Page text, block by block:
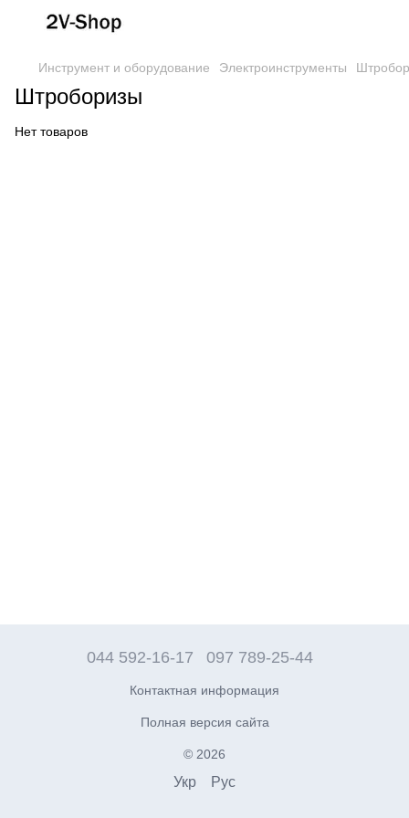
Инструмент и оборудование Электроинструменты
Штроборизы
Нет товаров
044 592-16-17 097 789-25-44
Контактная информация
Полная версия сайта
© 2026
Укр Рус